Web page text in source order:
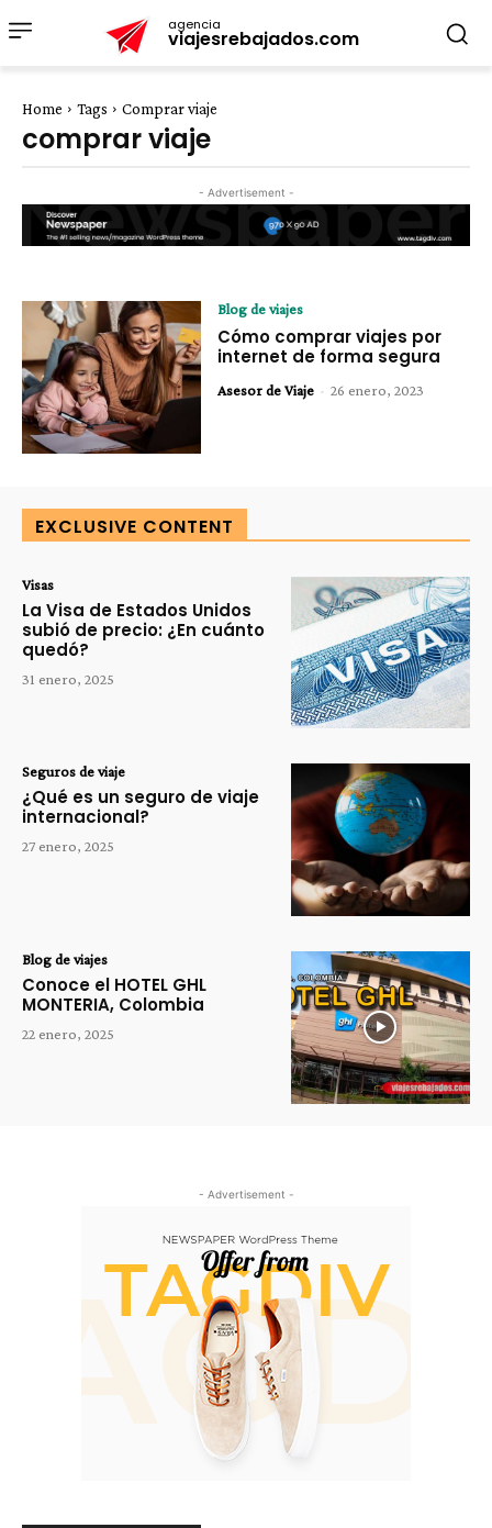
agencia
viajesrebajados.com
Home Tags Comprar viaje
comprar viaje
- Advertisement -
Blog de viajes
Cómo comprar viajes por
internet de forma segura
Asesor de Viaje - 26 enero, 2023
EXCLUSIVE CONTENT
Visas
La Visa de Estados Unidos
subió de precio: ¿En cuánto
quedó?
31 enero, 2025
Seguros de viaje
¿Qué es un seguro de viaje
internacional?
27 enero, 2025
Blog de viajes
Conoce el HOTEL GHL
MONTERIA, Colombia
22 enero, 2025
- Advertisement -